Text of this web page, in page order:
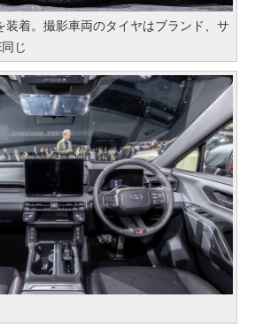
装着。撮影車両のタイヤはブランド、サ
じ